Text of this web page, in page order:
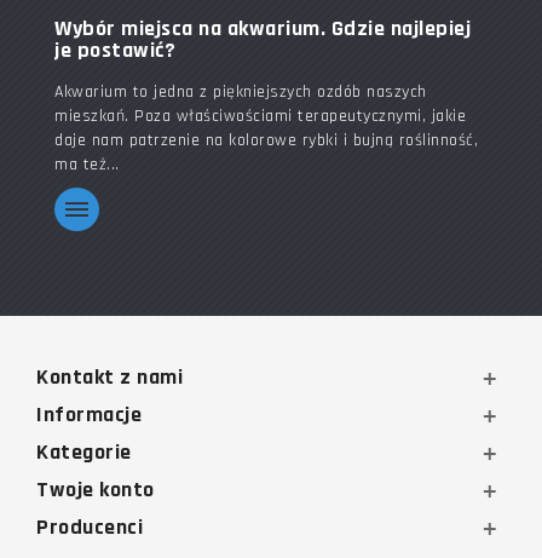
Wybór miejsca na akwarium. Gdzie najlepiej
je postawić?
Akwarium to jedna z piękniejszych ozdób naszych
mieszkań. Poza właściwościami terapeutycznymi, jakie
daje nam patrzenie na kolorowe rybki i bujną roślinność,
ma też...
Kontakt z nami
Informacje
Kategorie
Twoje konto
Producenci